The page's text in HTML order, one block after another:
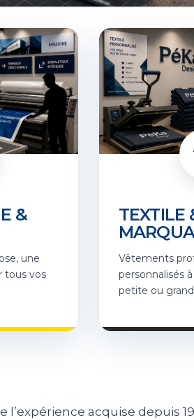
&
une
tous vos
TEXTILE
Vêtements
personnalisés
petite ou
l’expérience acquise depuis